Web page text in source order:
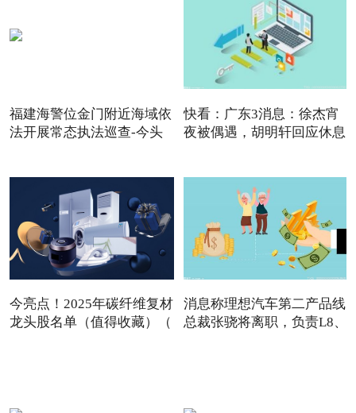
福建海警位金门附近海域依
法开展常态执法巡查-今头
快看：广东3消息：徐杰宵
夜被偶遇，胡明轩回应休息
今亮点！2025年碳纤维复材
龙头股名单（值得收藏）（
消息称理想汽车第二产品线
总裁张骁将离职，负责L8、